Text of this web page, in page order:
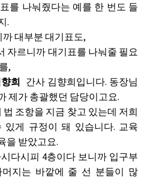
를 나눠줬다는 예를 한 번도 들
.
까 대부분 대기표도,
자르니까 대기표를 나눠줄 필요
,
희 간사 김향희입니다. 동장님
제가 총괄했던 담당이고요.
조항을 지금 찾고 있는데 저희
있게 규정이 돼 있습니다. 교육
을 받았고요.
다시피 4층이다 보니까 입구부
지는 바깥에 줄 선 분들이 많